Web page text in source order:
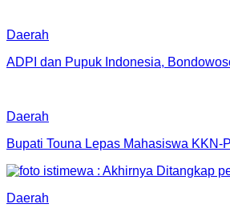
Daerah
ADPI dan Pupuk Indonesia,
Daerah
Bupati Touna Lepas Mahasiswa KKN-
Daerah